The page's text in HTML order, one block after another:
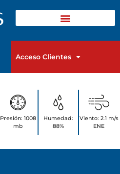
Acceso Clientes
Presión: 1008
mb
Humedad:
88%
Viento: 2.1 m/s
ENE